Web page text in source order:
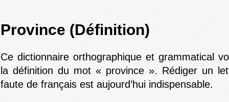
Province (Définition)
Ce dictionnaire orthographique et grammatical
la définition du mot « province ». Rédiger un
faute de français est aujourd’hui indispensable.